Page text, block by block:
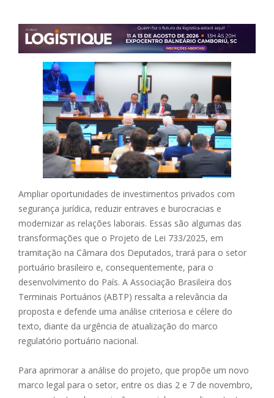
Ampliar oportunidades de investimentos privados com
segurança jurídica, reduzir entraves e burocracias e
modernizar as relações laborais. Essas são algumas das
transformações que o Projeto de Lei 733/2025, em
tramitação na Câmara dos Deputados, trará para o setor
portuário brasileiro e, consequentemente, para o
desenvolvimento do País. A Associação Brasileira dos
Terminais Portuários (ABTP) ressalta a relevância da
proposta e defende uma análise criteriosa e célere do
texto, diante da urgência de atualização do marco
regulatório portuário nacional.
Para aprimorar a análise do projeto, que propõe um novo
marco legal para o setor, entre os dias 2 e 7 de novembro,